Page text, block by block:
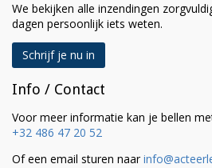
We bekijken alle inzendingen
dagen persoonlijk iets weten.
Schrijf je nu in
Info / Contact
Voor meer informatie kan je bellen
+32 486 47 20 52
Of een email sturen naar